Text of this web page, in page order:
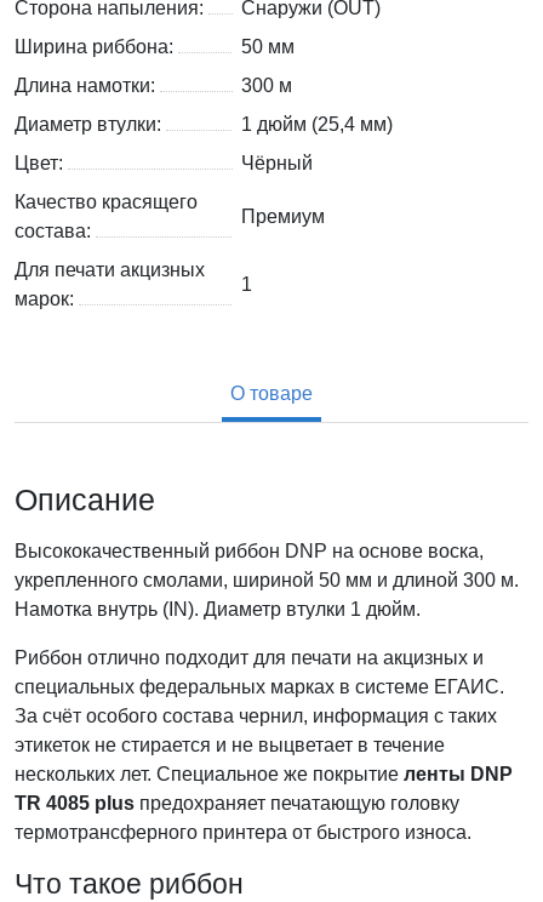
Сторона напыления:
Снаружи (OUT)
Ширина риббона:
50 мм
Длина намотки:
300 м
Диаметр втулки:
1 дюйм (25,4 мм)
Цвет:
Чёрный
Качество красящего
состава:
Премиум
Для печати акцизных
марок:
1
О товаре
Описание
Высококачественный риббон DNP на основе воска,
укрепленного смолами, шириной 50 мм и длиной 300 м.
Намотка внутрь (IN). Диаметр втулки 1 дюйм.
Риббон отлично подходит для печати на акцизных и
специальных федеральных марках в системе ЕГАИС.
За счёт особого состава чернил, информация с таких
этикеток не стирается и не выцветает в течение
нескольких лет. Специальное же покрытие ленты DNP
TR 4085 plus предохраняет печатающую головку
термотрансферного принтера от быстрого износа.
Что такое риббон